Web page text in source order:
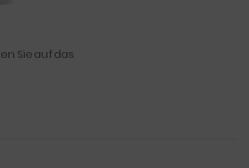
Sie auf das